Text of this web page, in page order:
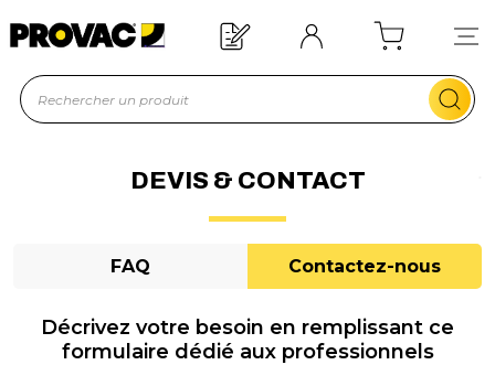
d'un équipement ?
DEVIS & CONTACT
FAQ Contactez-nous
Décrivez votre besoin en remplissant ce
formulaire dédié aux professionnels